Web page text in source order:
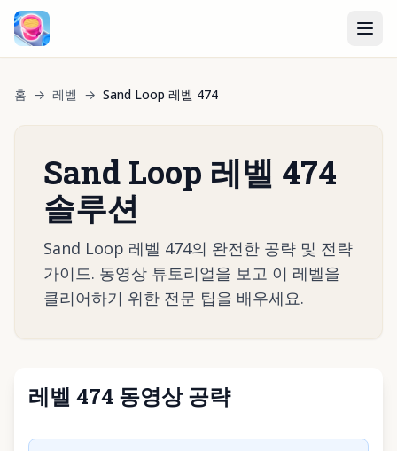
홈 → 레벨 → Sand Loop 레벨 474
Sand Loop 레벨 474
솔루션
Sand Loop 레벨 474의 완전한 공략 및 전략
가이드. 동영상 튜토리얼을 보고 이 레벨을
클리어하기 위한 전문 팁을 배우세요.
레벨 474 동영상 공략
동영상 재생하려면 클릭